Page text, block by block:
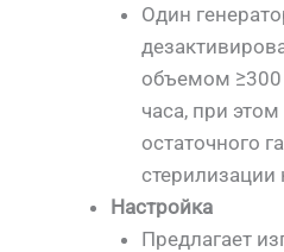
Один
объемом ≥300
часа, при
остаточного
Настройка
Предлагает